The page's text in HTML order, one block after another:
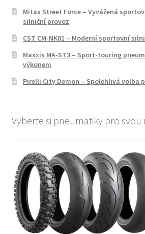
Mitas Street Force – Vyvážená
silniční provoz
CST CM-NK01 – Moderní sportovní
Maxxis MA-ST3 – Sport-touring
výkonem
Pirelli City Demon – Spolehlivá volba
Vyberte si pneumatiky pro